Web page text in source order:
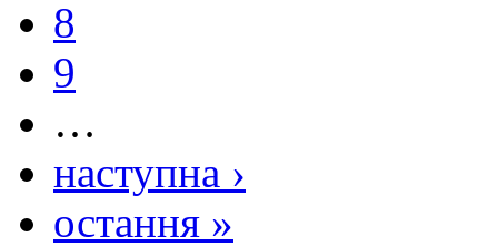
8
9
…
наступна ›
остання »